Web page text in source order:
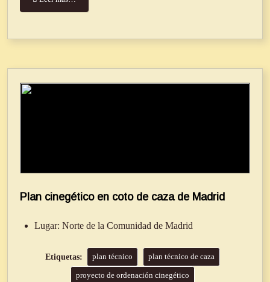
Plan cinegético en coto de caza de Madrid
Lugar: Norte de la Comunidad de Madrid
plan técnico plan técnico de caza
proyecto de ordenación cinegético